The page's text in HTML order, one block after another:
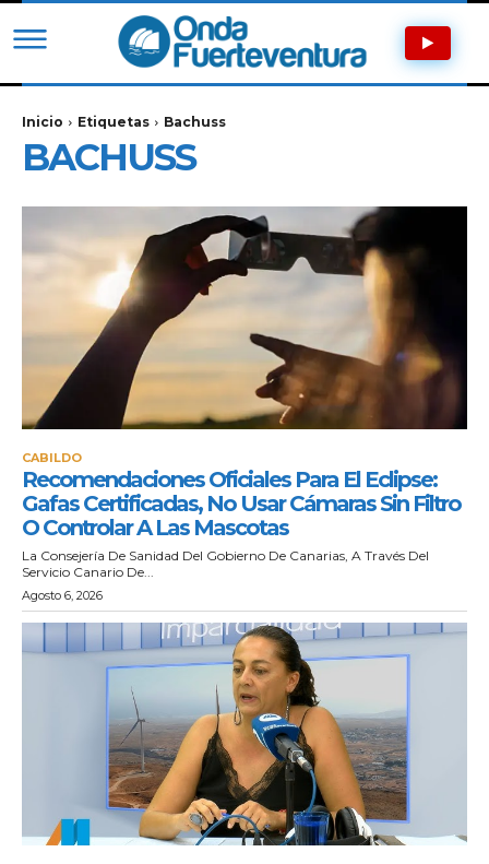
Inicio Etiquetas Bachuss
BACHUSS
CABILDO
Recomendaciones Oficiales Para El Eclipse:
Gafas Certificadas, No Usar Cámaras Sin Filtro
O Controlar A Las Mascotas
La Consejería De Sanidad Del Gobierno De Canarias, A Través Del
Servicio Canario De...
Agosto 6, 2026